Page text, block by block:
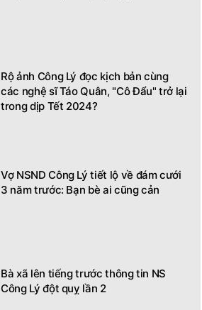
Rộ ảnh Công Lý đọc kịch bản cùng
các nghệ sĩ Táo Quân, "Cô Đẩu" trở lại
trong dịp Tết 2024?
Vợ NSND Công Lý tiết lộ về đám cưới
3 năm trước: Bạn bè ai cũng cản
Bà xã lên tiếng trước thông tin NS
Công Lý đột quỵ lần 2